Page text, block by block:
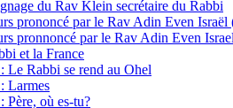
du Rav Klein secrétaire du Rabbi
prononcé par le Rav Adin Even Israël
pronnoncé par le Rav Adin Even
et la France
Le Rabbi se rend au Ohel
Larmes
Père, où es-tu?